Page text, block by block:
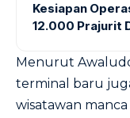
Kesiapan
12.000 Prajurit
Menurut
terminal baru
wisatawan